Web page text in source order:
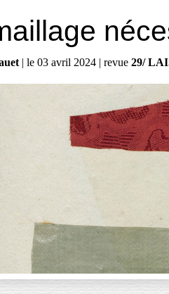
| le 03 avril 2024 | revue 29/